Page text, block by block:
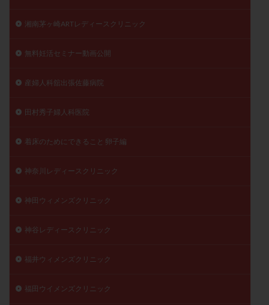
湘南茅ヶ崎ARTレディースクリニック
無料妊活セミナー動画公開
産婦人科舘出張佐藤病院
田村秀子婦人科医院
着床のためにできること 卵子編
神奈川レディースクリニック
神田ウィメンズクリニック
神谷レディースクリニック
福井ウィメンズクリニック
福田ウイメンズクリニック